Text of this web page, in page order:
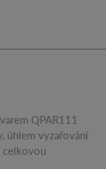
QPAR111
úhlem vyzařování
celkovou